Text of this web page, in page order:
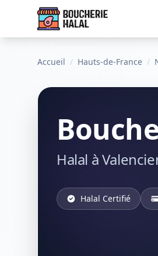
Accueil / Hauts-de-France /
Halal à
Halal Certifié